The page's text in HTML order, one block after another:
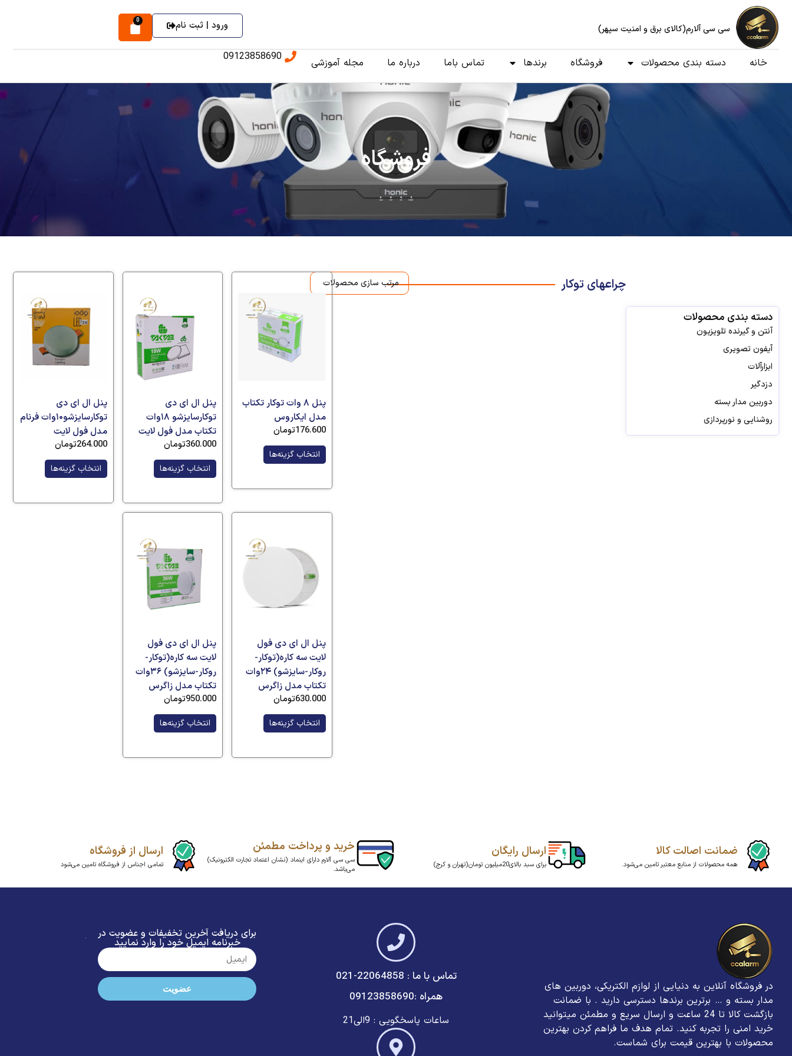
سی سی آلارم(کالای برق و امنیت سپهر) ورود | ثبت نام 0
خانه دسته بندی محصولات فروشگاه برندها تماس باما درباره ما مجله آموزشی 09123858690
فروشگاه
دسته بندی محصولات
آنتن و گیرنده تلویزیون
آیفون تصویری
ابزارآلات
دزدگیر
دوربین مدار بسته
روشنایی و نورپردازی
چراعهای توکار مرتب سازی محصولات
پنل ۸ وات توکار تکتاب
مدل ایکاروس
176.600تومان
انتخاب گزینه‌ها
پنل ال ای دی
توکارسایزشو ۱۸وات
تکتاب مدل فول لایت
360.000تومان
انتخاب گزینه‌ها
پنل ال ای دی
توکارسایزشو۱۰وات فرنام
مدل فول لایت
264.000تومان
انتخاب گزینه‌ها
پنل ال ای دی فول
لایت سه کاره(توکار-
روکار-سایزشو) ۲۴وات
تکتاب مدل زاگرس
630.000تومان
انتخاب گزینه‌ها
پنل ال ای دی فول
لایت سه کاره(توکار-
روکار-سایزشو) ۳۶وات
تکتاب مدل زاگرس
950.000تومان
انتخاب گزینه‌ها
ضمانت اصالت کالا
همه محصولات از منابع معتبر تامین می‌شود.
ارسال رایگان
برای سبد بالای20میلیون تومان(تهران و کرج)
خرید و پرداخت مطمئن
سی سی آلارم دارای اینماد (نشان اعتماد تجارت الکترونیک)
می‌باشد.
ارسال از فروشگاه
تمامی اجناس از فروشگاه تامین می‌شود
در فروشگاه آنلاین به دنیایی از لوازم الکتریکی، دوربین های
مدار بسته و … برترین برند‌ها دسترسی دارید . با ضمانت
بازگشت کالا تا 24 ساعت و ارسال سریع و مطمئن میتوانید
خرید امنی را تجربه کنید. تمام هدف ما فراهم کردن بهترین
محصولات با بهترین قیمت برای شماست.
تماس با ما : 22064858-021
همراه :09123858690
ساعات پاسخگویی : 9الی21
برای دریافت آخرین تخفیفات و عضویت در
خبرنامه ایمیل خود را وارد نمایید
عضویت